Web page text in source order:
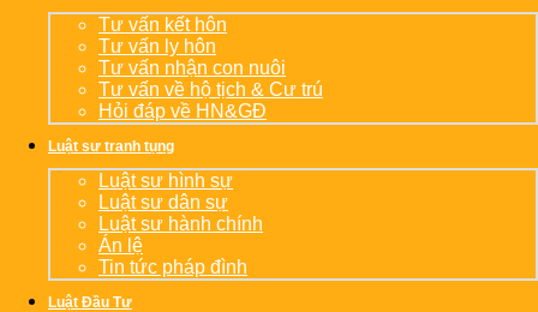
Tư vấn kết hôn
Tư vấn ly hôn
Tư vấn nhận con nuôi
Tư vấn về hộ tịch & Cư trú
Hỏi đáp về HN&GĐ
Luật sư tranh tụng
Luật sư hình sự
Luật sư dân sự
Luật sư hành chính
Án lệ
Tin tức pháp đình
Luật Đầu Tư